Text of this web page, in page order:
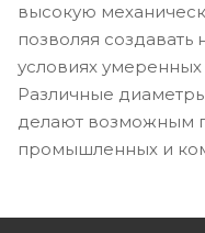
высокую
позволяя
условиях умеренных
Различные
делают возможным
промышленных и